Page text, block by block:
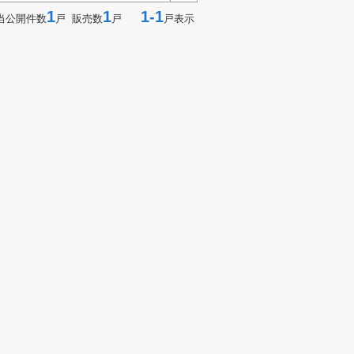
公開件数1戸 販売数1戸 1-1戸表示